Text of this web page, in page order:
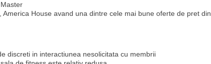
America House avand una dintre cele mai bune oferte de pret din
discreti in interactiunea nesolicitata cu membrii